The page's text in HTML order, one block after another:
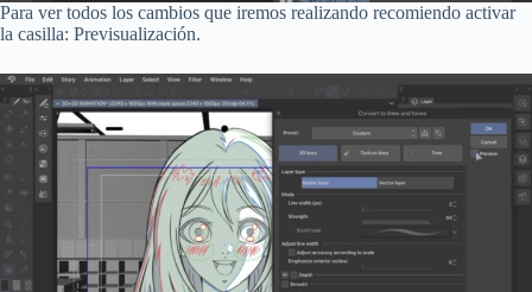
Para ver todos los cambios que iremos realizando recomiendo activar
la casilla: Previsualización.